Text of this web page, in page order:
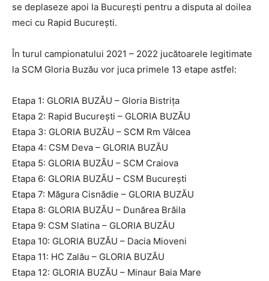
se deplaseze apoi la București pentru a disputa al doilea
meci cu Rapid București.
În turul campionatului 2021 – 2022 jucătoarele legitimate
la SCM Gloria Buzău vor juca primele 13 etape astfel:
Etapa 1: GLORIA BUZĂU – Gloria Bistrița
Etapa 2: Rapid București – GLORIA BUZĂU
Etapa 3: GLORIA BUZĂU – SCM Rm Vâlcea
Etapa 4: CSM Deva – GLORIA BUZĂU
Etapa 5: GLORIA BUZĂU – SCM Craiova
Etapa 6: GLORIA BUZĂU – CSM București
Etapa 7: Măgura Cisnădie – GLORIA BUZĂU
Etapa 8: GLORIA BUZĂU – Dunărea Brăila
Etapa 9: CSM Slatina – GLORIA BUZĂU
Etapa 10: GLORIA BUZĂU – Dacia Mioveni
Etapa 11: HC Zalău – GLORIA BUZĂU
Etapa 12: GLORIA BUZĂU – Minaur Baia Mare